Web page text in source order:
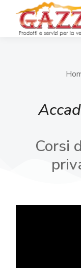
Corsi